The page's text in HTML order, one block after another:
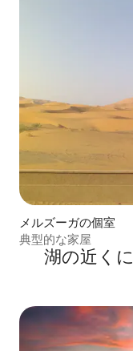
メルズーガの個室
典型的な家屋
湖の近く